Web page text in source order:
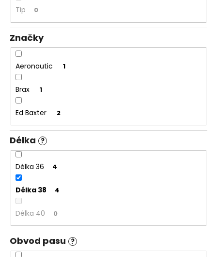
Tip 0
Značky
Aeronautic 1
Brax 1
Ed Baxter 2
Délka ?
Délka 36 4
Délka 38 4
Délka 40 0
Obvod pasu ?
j
e
m
PÁNSKÉ
ČERNÉ
DŽÍNY
ED
BAXTER
DETROIT,
PRODLOUŽENÉ
REGULAR
FIT
747
Kč